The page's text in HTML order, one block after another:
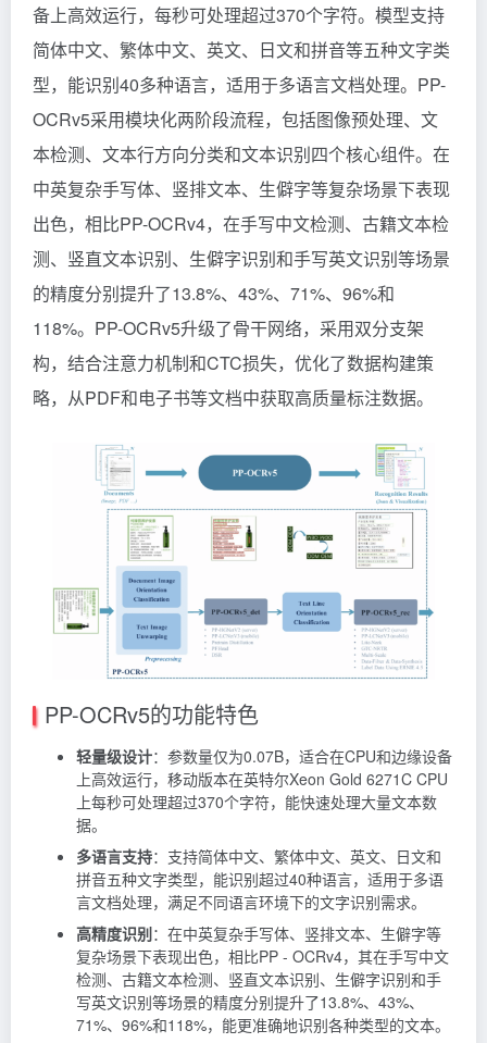
备上高效运行，每秒可处理超过370个字符。模型支持
简体中文、繁体中文、英文、日文和拼音等五种文字类
型，能识别40多种语言，适用于多语言文档处理。PP-
OCRv5采用模块化两阶段流程，包括图像预处理、文
本检测、文本行方向分类和文本识别四个核心组件。在
中英复杂手写体、竖排文本、生僻字等复杂场景下表现
出色，相比PP-OCRv4，在手写中文检测、古籍文本检
测、竖直文本识别、生僻字识别和手写英文识别等场景
的精度分别提升了13.8%、43%、71%、96%和
118%。PP-OCRv5升级了骨干网络，采用双分支架
构，结合注意力机制和CTC损失，优化了数据构建策
略，从PDF和电子书等文档中获取高质量标注数据。
PP-OCRv5的功能特色
轻量级设计：参数量仅为0.07B，适合在CPU和边缘设备
上高效运行，移动版本在英特尔Xeon Gold 6271C CPU
上每秒可处理超过370个字符，能快速处理大量文本数
据。
多语言支持：支持简体中文、繁体中文、英文、日文和
拼音五种文字类型，能识别超过40种语言，适用于多语
言文档处理，满足不同语言环境下的文字识别需求。
高精度识别：在中英复杂手写体、竖排文本、生僻字等
复杂场景下表现出色，相比PP - OCRv4，其在手写中文
检测、古籍文本检测、竖直文本识别、生僻字识别和手
写英文识别等场景的精度分别提升了13.8%、43%、
71%、96%和118%，能更准确地识别各种类型的文本。